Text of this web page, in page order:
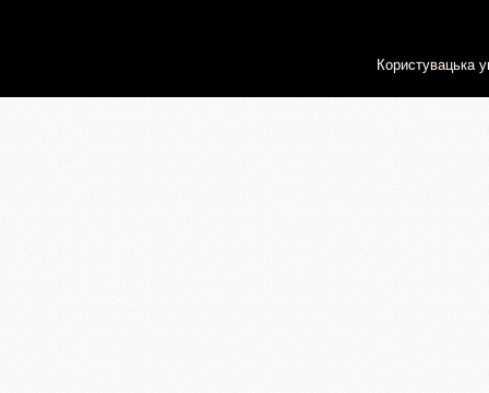
Користувацька